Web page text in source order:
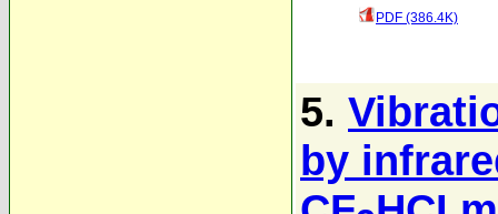
PDF (386.4K)
5.
by